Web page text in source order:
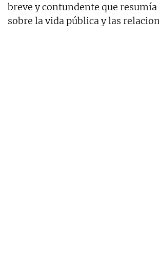
breve y contundente que
sobre la vida pública y las